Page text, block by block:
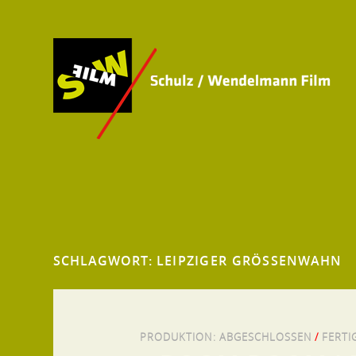
SCHLAGWORT: LEIPZIGER GRÖSSENWAHN
PRODUKTION: ABGESCHLOSSEN /